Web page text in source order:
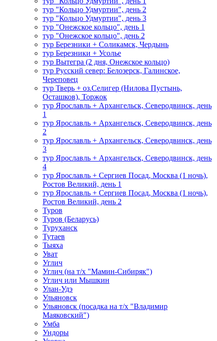
тур "Кольцо Удмуртии", день 2
тур "Кольцо Удмуртии", день 3
тур "Онежское кольцо", день 1
тур "Онежское кольцо", день 2
тур Березники + Соликамск, Чердынь
тур Березники + Усолье
тур Вытегра (2 дня, Онежское кольцо)
тур Русский север: Белозерск, Галинское,
Череповец
тур Тверь + оз.Селигер (Нилова Пустынь,
Осташков), Торжок
тур Ярославль + Архангельск, Северодвинск, день
1
тур Ярославль + Архангельск, Северодвинск, день
2
тур Ярославль + Архангельск, Северодвинск, день
3
тур Ярославль + Архангельск, Северодвинск, день
4
тур Ярославль + Сергиев Посад, Москва (1 ночь),
Ростов Великий, день 1
тур Ярославль + Сергиев Посад, Москва (1 ночь),
Ростов Великий, день 2
Туров
Туров (Беларусь)
Туруханск
Тутаев
Тыяха
Уват
Углич
Углич (на т/х "Мамин-Сибиряк")
Углич или Мышкин
Улан-Удэ
Ульяновск
Ульяновск (посадка на т/х "Владимир
Маяковский")
Умба
Ундоры